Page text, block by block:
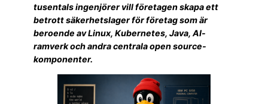
tusentals ingenjörer vill företagen skapa ett
betrott säkerhetslager för företag som är
beroende av Linux, Kubernetes, Java, AI-
ramverk och andra centrala open source-
komponenter.